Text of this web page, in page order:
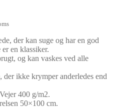
kr.
der kan suge og har en god
en klassiker.
og kan vaskes ved alle
ikke krymper anderledes end
400 g/m2.
50×100 cm.